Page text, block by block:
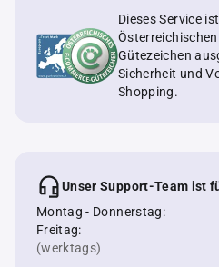
Dieses Service
Gütezeichen
Sicherheit und
Shopping.
Unser Support-Team ist
Montag - Donnerstag:
Freitag:
(werktags)